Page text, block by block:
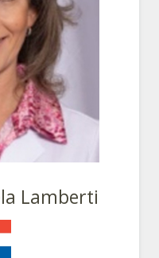
Lamberti